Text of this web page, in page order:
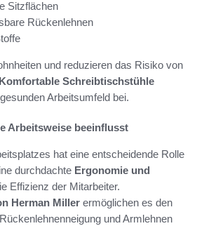
Sitzflächen
Rückenlehnen
und reduzieren das Risiko von
Komfortable Schreibtischstühle
Arbeitsumfeld bei.
Arbeitsweise beeinflusst
hat eine entscheidende Rolle
durchdachte Ergonomie und
Effizienz der Mitarbeiter.
Herman Miller ermöglichen es den
und Armlehnen